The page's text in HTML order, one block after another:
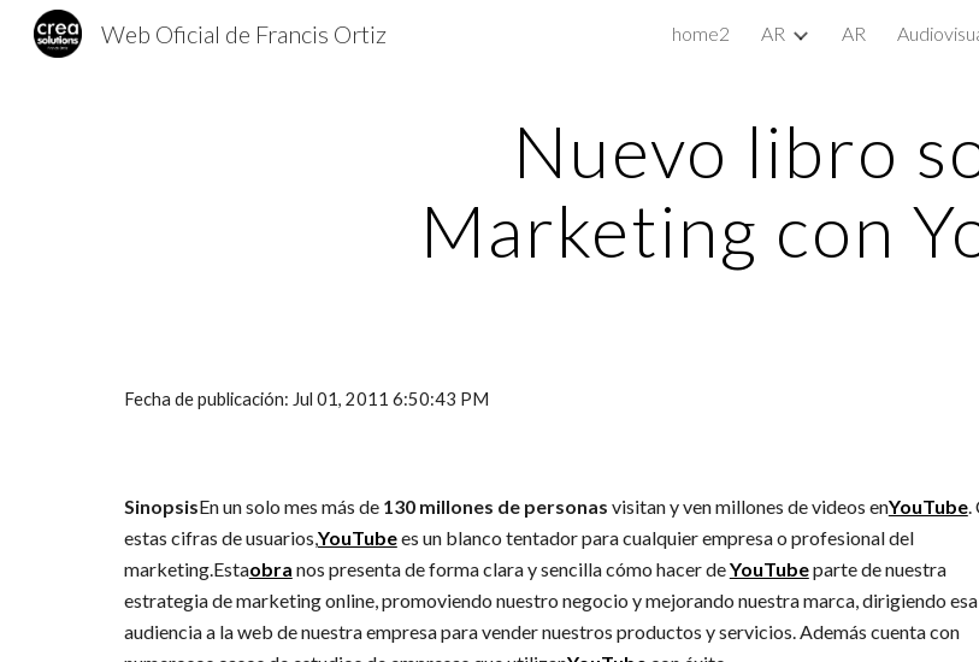
Skip to main content
Web Oficial de Francis Ortiz home2 AR AR
Nuevo libro
Marketing con
Fecha de publicación: Jul 01, 2011 6:50:43 PM
SinopsisEn un solo mes más de 130 millones de personas visitan y ven millones de videos enYouTube.
estas cifras de usuarios,YouTubees un blanco tentador para cualquier empresa o profesional del
marketing.Estaobra nos presenta de forma clara y sencilla cómo hacer deYouTubeparte de nuestra
estrategia de marketing online, promoviendo nuestro negocio y mejorando nuestra marca, dirigiendo esa
audiencia a la web de nuestra empresa para vender nuestros productos y servicios. Además cuenta con